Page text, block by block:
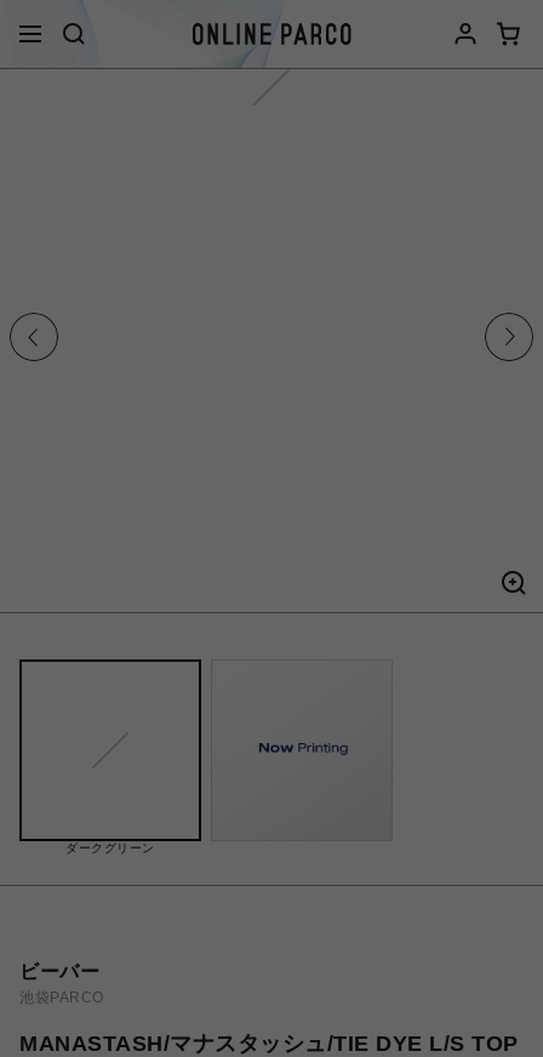
ダークグリーン
ビーバー
池袋PARCO
MANASTASH/マナスタッシュ/TIE DYE L/S TOP